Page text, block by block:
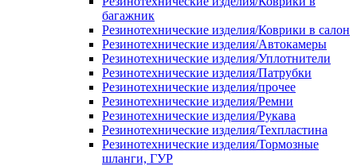
багажник
Резинотехнические изделия/Коврики в салон
Резинотехнические изделия/Автокамеры
Резинотехнические изделия/Уплотнители
Резинотехнические изделия/Патрубки
Резинотехнические изделия/прочее
Резинотехнические изделия/Ремни
Резинотехнические изделия/Рукава
Резинотехнические изделия/Техпластина
Резинотехнические изделия/Тормозные
шланги, ГУР